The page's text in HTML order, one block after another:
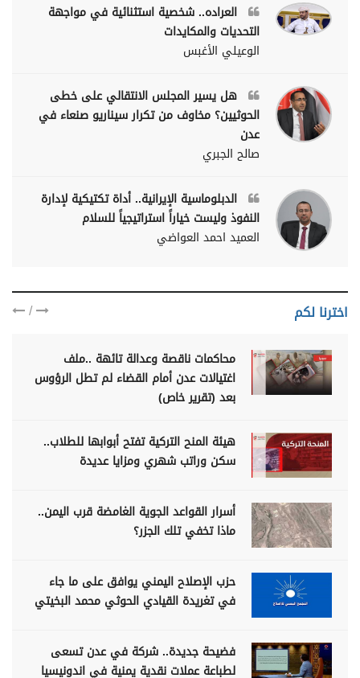
العراده.. شخصية استثنائية في مواجهة
التحديات والمكايدات
الوعيلي الأغبس
هل يسير المجلس الانتقالي على خطى
الحوثيين؟ مخاوف من تكرار سيناريو صنعاء في
عدن
صالح الجبري
الدبلوماسية الإيرانية.. أداة تكتيكية لإدارة
النفوذ وليست خياراً استراتيجياً للسلام
العميد احمد العواضي
اخترنا لكم /
محاكمات ناقصة وعدالة تائهة ..ملف
اغتيالات عدن أمام القضاء لم تطل الرؤوس
بعد (تقرير خاص)
هيئة المنح التركية تفتح أبوابها للطلاب..
سكن وراتب شهري ومزايا عديدة
أسرار القواعد الجوية الغامضة قرب اليمن..
ماذا تخفي تلك الجزر؟
حزب الإصلاح اليمني يوافق على ما جاء
في تغريدة القيادي الحوثي محمد البخيتي
فضيحة جديدة.. شركة في عدن تسعى
لطباعة عملات نقدية يمنية في اندونيسيا